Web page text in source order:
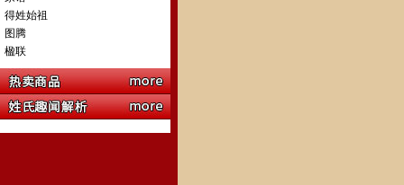
得姓始祖
图腾
楹联